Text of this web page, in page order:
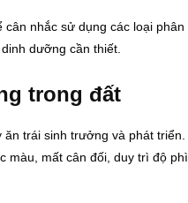
nhắc sử dụng các loại
dưỡng cần thiết.
trong đất
trái sinh trưởng và phát
mất cân đối, duy trì độ